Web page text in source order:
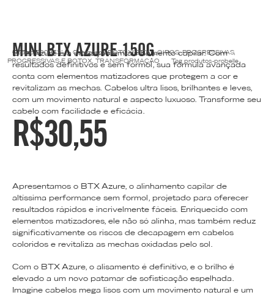
MINI BTX AZURE 150G
Código P00073 Categorias BOTOX,BTX, LOIROS,PROGRESSIVAS,
PROGRESSIVAS E BOTOX TRANSFORMAÇÃO Tag produtos-probelle
BTX Azure é a inovação em alinhamento capilar. Com
resultados definitivos e sem formol, sua fórmula avançada
conta com elementos matizadores que protegem a cor e
revitalizam as mechas. Cabelos ultra lisos, brilhantes e leves,
com um movimento natural e aspecto luxuoso. Transforme seu
cabelo com facilidade e eficácia.
R$30,55
Apresentamos o BTX Azure, o alinhamento capilar de
altíssima performance sem formol, projetado para oferecer
resultados rápidos e incrivelmente fáceis. Enriquecido com
elementos matizadores, ele não só alinha, mas também reduz
significativamente os riscos de decapagem em cabelos
coloridos e revitaliza as mechas oxidadas pelo sol.
Com o BTX Azure, o alisamento é definitivo, e o brilho é
elevado a um novo patamar de sofisticação espelhada.
Imagine cabelos mega lisos com um movimento natural e um